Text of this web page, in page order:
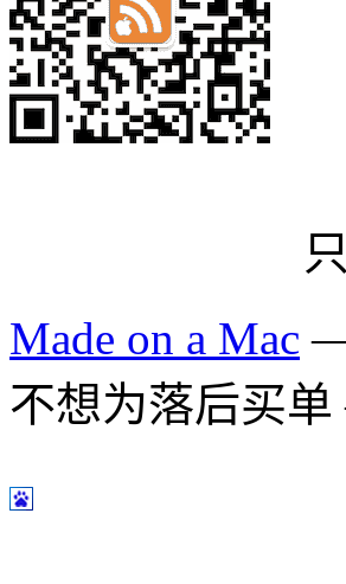
Made on a Mac
不想为落后买